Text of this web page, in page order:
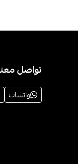
تواصل
واتساب